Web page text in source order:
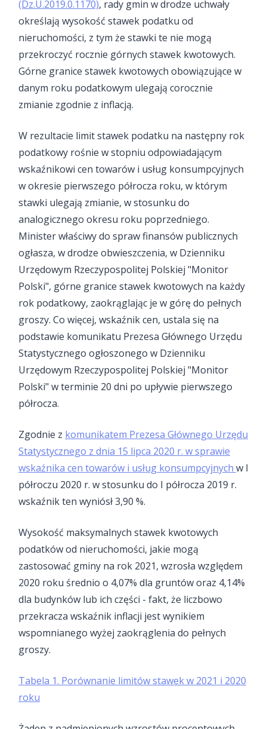
(Dz.U.2019.0.1170), rady gmin w drodze uchwały
określają wysokość stawek podatku od
nieruchomości, z tym że stawki te nie mogą
przekroczyć rocznie górnych stawek kwotowych.
Górne granice stawek kwotowych obowiązujące w
danym roku podatkowym ulegają corocznie
zmianie zgodnie z inflacją.
W rezultacie limit stawek podatku na następny rok
podatkowy rośnie w stopniu odpowiadającym
wskaźnikowi cen towarów i usług konsumpcyjnych
w okresie pierwszego półrocza roku, w którym
stawki ulegają zmianie, w stosunku do
analogicznego okresu roku poprzedniego.
Minister właściwy do spraw finansów publicznych
ogłasza, w drodze obwieszczenia, w Dzienniku
Urzędowym Rzeczypospolitej Polskiej "Monitor
Polski", górne granice stawek kwotowych na każdy
rok podatkowy, zaokrąglając je w górę do pełnych
groszy. Co więcej, wskaźnik cen, ustala się na
podstawie komunikatu Prezesa Głównego Urzędu
Statystycznego ogłoszonego w Dzienniku
Urzędowym Rzeczypospolitej Polskiej "Monitor
Polski" w terminie 20 dni po upływie pierwszego
półrocza.
Zgodnie z komunikatem Prezesa Głównego Urzędu
Statystycznego z dnia 15 lipca 2020 r. w sprawie
wskaźnika cen towarów i usług konsumpcyjnych w I
półroczu 2020 r. w stosunku do I półrocza 2019 r.
wskaźnik ten wyniósł 3,90 %.
Wysokość maksymalnych stawek kwotowych
podatków od nieruchomości, jakie mogą
zastosować gminy na rok 2021, wzrosła względem
2020 roku średnio o 4,07% dla gruntów oraz 4,14%
dla budynków lub ich części - fakt, że liczbowo
przekracza wskaźnik inflacji jest wynikiem
wspomnianego wyżej zaokrąglenia do pełnych
groszy.
Tabela 1. Porównanie limitów stawek w 2021 i 2020
roku